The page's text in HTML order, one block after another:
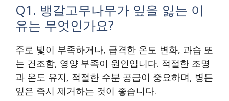
Q1. 뱅갈고무나무가 잎을 잃는 이
유는 무엇인가요?
주로 빛이 부족하거나, 급격한 온도 변화, 과습 또
는 건조함, 영양 부족이 원인입니다. 적절한 조명
과 온도 유지, 적절한 수분 공급이 중요하며, 병든
잎은 즉시 제거하는 것이 좋습니다.